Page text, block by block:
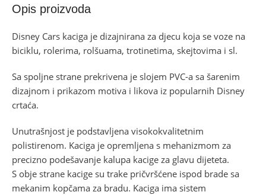
Opis proizvoda
Disney Cars kaciga je dizajnirana za djecu koja se voze na
biciklu, rolerima, rolšuama, trotinetima, skejtovima i sl.
Sa spoljne strane prekrivena je slojem PVC-a sa šarenim
dizajnom i prikazom motiva i likova iz popularnih Disney
crtaća.
Unutrašnjost je podstavljena visokokvalitetnim
polistirenom. Kaciga je opremljena s mehanizmom za
precizno podešavanje kalupa kacige za glavu dijeteta.
S obje strane kacige su trake pričvršćene ispod brade sa
mekanim kopčama za bradu. Kaciga ima sistem